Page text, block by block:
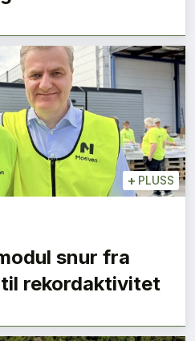
+ PLUSS
snur fra
rekordaktivitet